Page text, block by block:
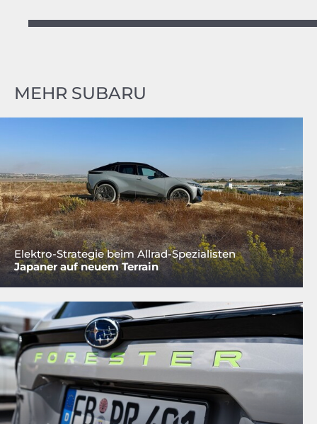
MEHR SUBARU
Elektro-Strategie beim Allrad-Spezialisten
Japaner auf neuem Terrain